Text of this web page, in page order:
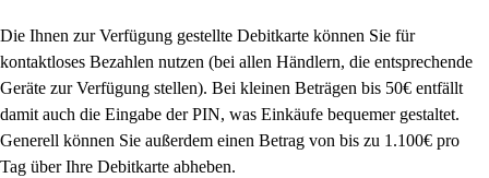
Die Ihnen zur Verfügung gestellte Debitkarte können Sie für
kontaktloses Bezahlen nutzen (bei allen Händlern, die entsprechende
Geräte zur Verfügung stellen). Bei kleinen Beträgen bis 50€ entfällt
damit auch die Eingabe der PIN, was Einkäufe bequemer gestaltet.
Generell können Sie außerdem einen Betrag von bis zu 1.100€ pro
Tag über Ihre Debitkarte abheben.